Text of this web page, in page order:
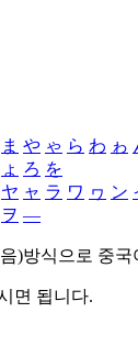
ま や ゃ ら わ ゎ
ょ ろ を
ヤ ャ ラ ワ ヮ ン
ヲ ―
)방식으로 중
면 됩니다.